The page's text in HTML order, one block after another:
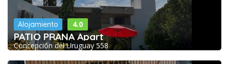
Alojamiento 4.0
PATIO PRANA Apart
Concepción del Uruguay 558